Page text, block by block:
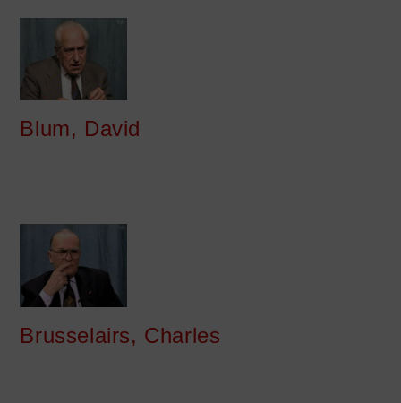
Blum, David
Brusselairs, Charles